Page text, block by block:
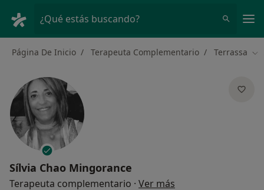
¿Qué estás buscando?
Página De Inicio Terapeuta Complementario Terrassa
Sílvia Chao Mingorance
Terapeuta complementario · Ver más